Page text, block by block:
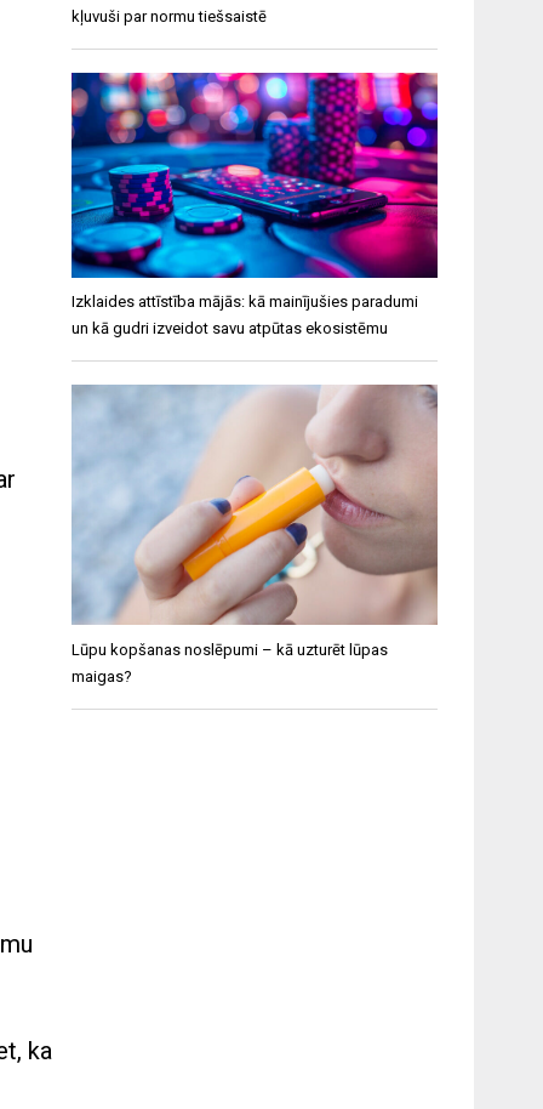
ka
kļuvuši par normu tiešsaistē
Izklaides attīstība mājās: kā mainījušies paradumi
un kā gudri izveidot savu atpūtas ekosistēmu
Lūpu kopšanas noslēpumi – kā uzturēt lūpas
maigas?